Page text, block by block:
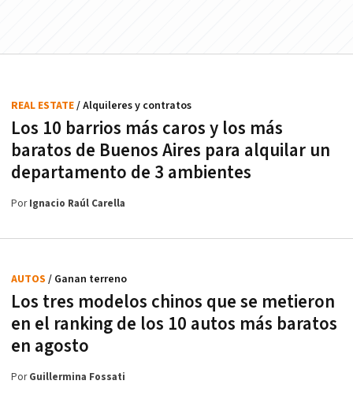
Los 10 barrios más caros y los más
baratos de Buenos Aires para alquilar un
departamento de 3 ambientes
REAL ESTATE/ Alquileres y contratos
PorIgnacio Raúl Carella
Los tres modelos chinos que se metieron
en el ranking de los 10 autos más baratos
en agosto
AUTOS / Ganan terreno
PorGuillermina Fossati